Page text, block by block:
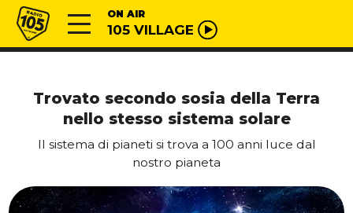
Vai al contenuto
Radio 105 ON AIR
105 VILLAGE
Trovato secondo sosia della Terra
nello stesso sistema solare
Il sistema di pianeti si trova a 100 anni luce dal
nostro pianeta